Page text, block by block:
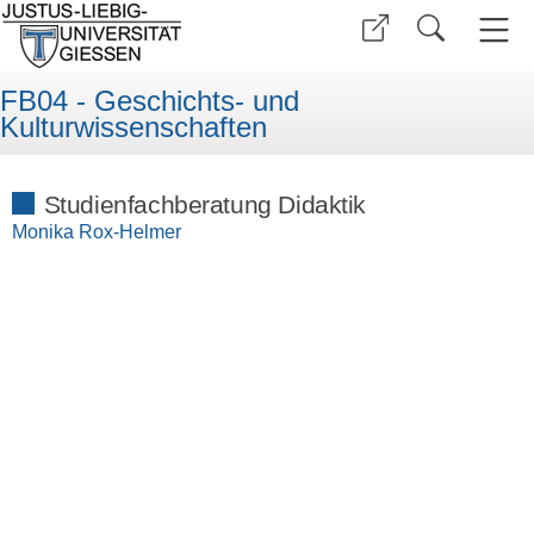
FB04 - Geschichts- und
Kulturwissenschaften
Studienfachberatung Didaktik
Monika Rox-Helmer